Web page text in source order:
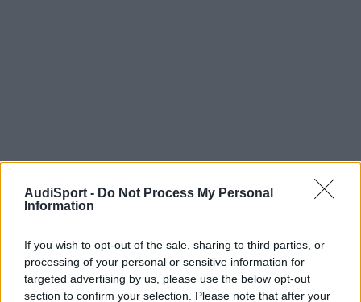
AudiSport - Do Not Process My Personal
Information
If you wish to opt-out of the sale, sharing to third parties, or
processing of your personal or sensitive information for
targeted advertising by us, please use the below opt-out
section to confirm your selection. Please note that after your
prkmps
Publicado10 de Diciembre del 2009